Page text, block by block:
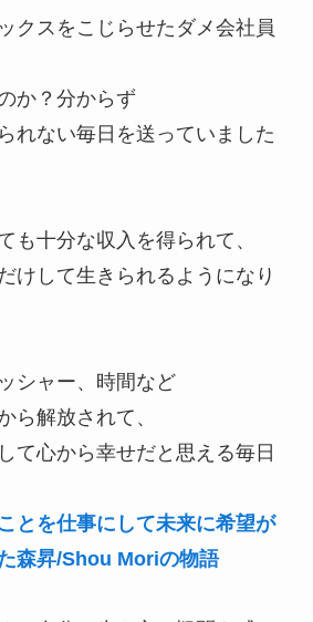
クスをこじらせたダメ会社員
か？分からず
れない毎日を送っていました
も十分な収入を得られて、
けして生きられるようになり
シャー、時間など
ら解放されて、
て心から幸せだと思える毎日
とを仕事にして未来に希望が
森昇/Shou Moriの物語